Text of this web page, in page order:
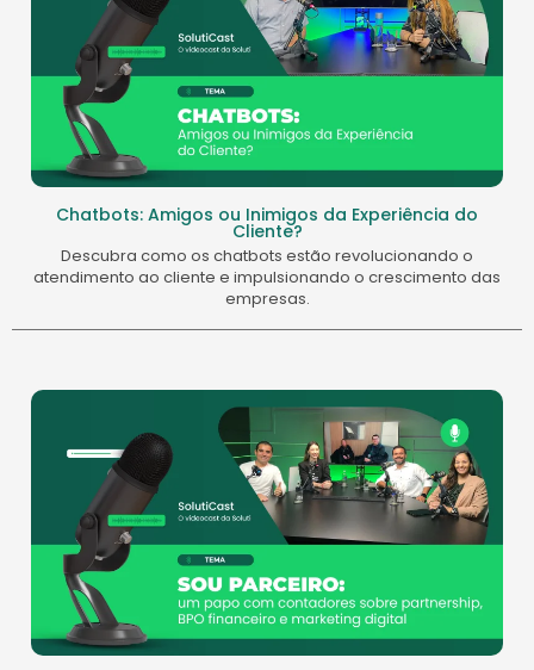
Chatbots: Amigos ou Inimigos da Experiência do
Cliente?
Descubra como os chatbots estão revolucionando o
atendimento ao cliente e impulsionando o crescimento das
empresas.